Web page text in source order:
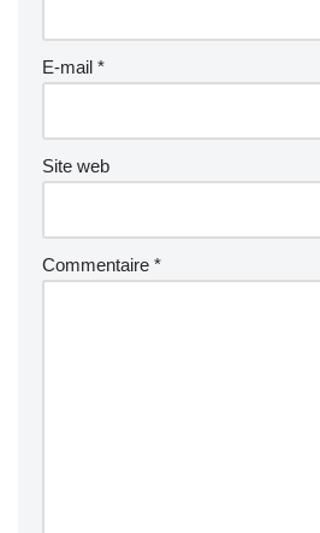
E-mail *
Site web
Commentaire *